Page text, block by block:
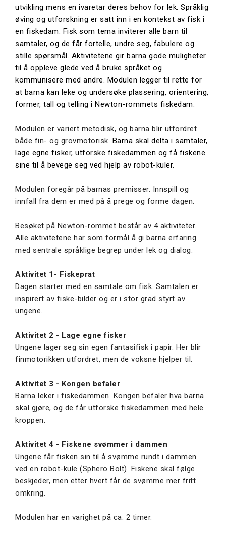
utvikling mens en ivaretar deres behov for lek. Språklig
øving og utforskning er satt inn i en kontekst av fisk i
en fiskedam. Fisk som tema inviterer alle barn til
samtaler, og de får fortelle, undre seg, fabulere og
stille spørsmål. Aktivitetene gir barna gode muligheter
til å oppleve glede ved å bruke språket og
kommunisere med andre. Modulen legger til rette for
at barna kan leke og undersøke plassering, orientering,
former, tall og telling i Newton-rommets fiskedam.
Modulen er variert metodisk, og barna blir utfordret
både fin- og grovmotorisk. Barna skal delta i samtaler,
lage egne fisker, utforske fiskedammen og få fiskene
sine til å bevege seg ved hjelp av robot-kuler.
Modulen foregår på barnas premisser. Innspill og
innfall fra dem er med på å prege og forme dagen.
Besøket på Newton-rommet består av 4 aktiviteter.
Alle aktivitetene har som formål å gi barna erfaring
med sentrale språklige begrep under lek og dialog.
Aktivitet 1- Fiskeprat
Dagen starter med en samtale om fisk. Samtalen er
inspirert av fiske-bilder og er i stor grad styrt av
ungene.
Aktivitet 2 - Lage egne fisker
Ungene lager seg sin egen fantasifisk i papir. Her blir
finmotorikken utfordret, men de voksne hjelper til.
Aktivitet 3 - Kongen befaler
Barna leker i fiskedammen. Kongen befaler hva barna
skal gjøre, og de får utforske fiskedammen med hele
kroppen.
Aktivitet 4 - Fiskene svømmer i dammen
Ungene får fisken sin til å svømme rundt i dammen
ved en robot-kule (Sphero Bolt). Fiskene skal følge
beskjeder, men etter hvert får de svømme mer fritt
omkring.
Modulen har en varighet på ca. 2 timer.